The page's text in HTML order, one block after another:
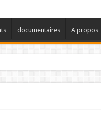
documentaires A propos